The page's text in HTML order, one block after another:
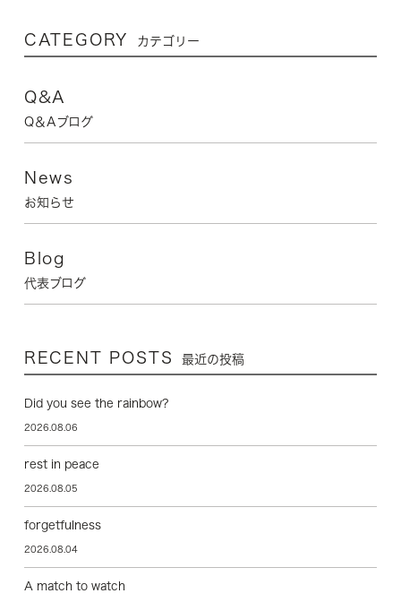
CATEGORY カテゴリー
Q&A
Q＆Aブログ
News
お知らせ
Blog
代表ブログ
RECENT POSTS 最近の投稿
Did you see the rainbow?
2026.08.06
rest in peace
2026.08.05
forgetfulness
2026.08.04
A match to watch